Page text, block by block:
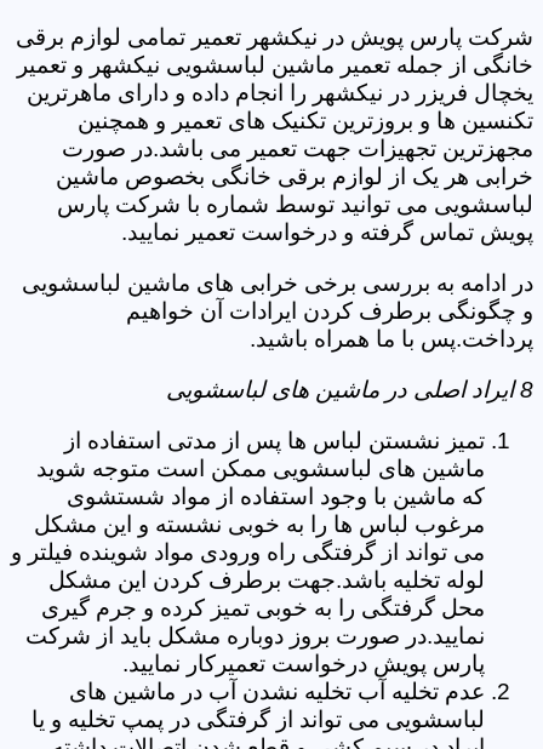
شرکت پارس پویش در نیکشهر تعمیر تمامی لوازم برقی
خانگی از جمله تعمیر ماشین لباسشویی نیکشهر و تعمیر
یخچال فریزر در نیکشهر را انجام داده و دارای ماهرترین
تکنسین ها و بروزترین تکنیک های تعمیر و همچنین
مجهزترین تجهیزات جهت تعمیر می باشد.در صورت
خرابی هر یک از لوازم برقی خانگی بخصوص ماشین
لباسشویی می توانید توسط شماره با شرکت پارس
پویش تماس گرفته و درخواست تعمیر نمایید.
در ادامه به بررسی برخی خرابی های ماشین لباسشویی
و چگونگی برطرف کردن ایرادات آن خواهیم
پرداخت.پس با ما همراه باشید.
8 ایراد اصلی در ماشین های لباسشویی
تمیز نشستن لباس ها پس از مدتی استفاده از
ماشین های لباسشویی ممکن است متوجه شوید
که ماشین با وجود استفاده از مواد شستشوی
مرغوب لباس ها را به خوبی نشسته و این مشکل
می تواند از گرفتگی راه ورودی مواد شوینده فیلتر و
لوله تخلیه باشد.جهت برطرف کردن این مشکل
محل گرفتگی را به خوبی تمیز کرده و جرم گیری
نمایید.در صورت بروز دوباره مشکل باید از شرکت
پارس پویش درخواست تعمیرکار نمایید.
عدم تخلیه آب تخلیه نشدن آب در ماشین های
لباسشویی می تواند از گرفتگی در پمپ تخلیه و یا